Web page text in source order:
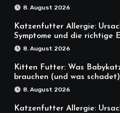
8. August 2026
Katzenfutter Allergie:
Symptome und die richtige
8. August 2026
Kitten Futter: Was
brauchen (und was schadet)
8. August 2026
Katzenfutter Allergie: